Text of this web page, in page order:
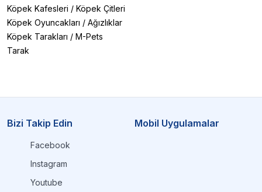
Köpek Kafesleri / Köpek Çitleri
Köpek Oyuncakları / Ağızlıklar
Köpek Tarakları / M-Pets
Tarak
Bizi Takip Edin
Facebook
Instagram
Youtube
Mobil Uygulamalar